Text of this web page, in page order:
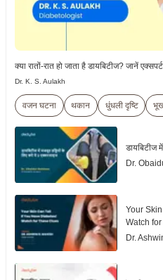
क्या रातों-रात हो जाता है डायबिटीज? जानें
Dr. K. S. Aulakh
वजन घटना थकान धुंधली दृष्टि भूख
डायबिटीज
Dr.
Your
Watch
Dr.